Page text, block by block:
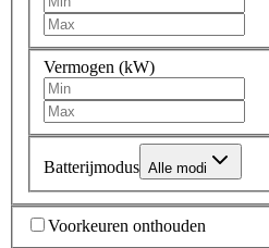
Vermogen (kW)
Batterijmodus Alle modi
Voorkeuren onthouden